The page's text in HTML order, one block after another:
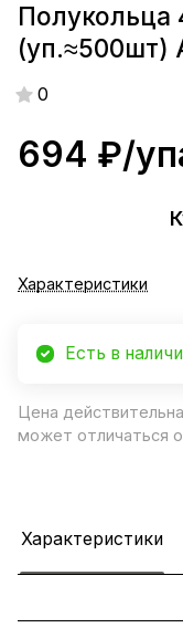
Полукольца
(уп.≈500шт)
0
694 ₽/
Характеристики
Есть в
Цена
может отличаться
Характеристики